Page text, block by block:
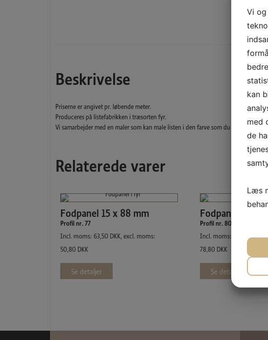
Beskrivelse
Priserne er angivet pr. løbende meter.
Produceres på listefabrikken i træsorten fyr.
Vi samarbejder med en maler som kan male listen i den farve som du ønsker.
Relaterede varer
Fodpanel 15 x 88 mm
Profil nr. 77
Incl. moms: 63,50 DKK, excl. moms:
50,80 DKK
Se detaljer
Fodpanel 21 x
Profil nr. 80 (findes i flere
Incl. moms:
98,50DKK,
78,80 DKK
Se detaljer
Vi
kan
med
de
Læs